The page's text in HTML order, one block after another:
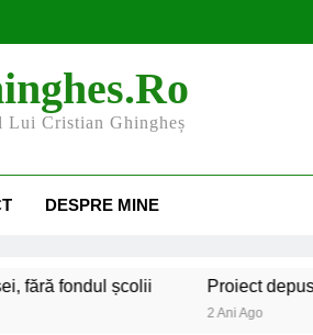
Lui Cristian Ghingheș
DESPRE MINE
școlii Proiect depus